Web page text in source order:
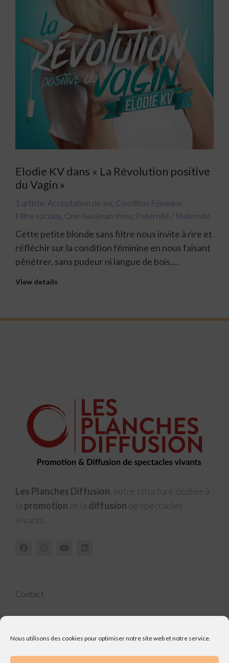
Nous utilisons des cookies pour optimiser notre site web et notre service.
Elodie KV dans « La Révolution positive
du Vagin »
1 artiste Acceptation de soi Condition Féminine
Filtre sociaux One-(wo)man show Paternité / Maternité
Cette petite blonde sans filtre nous invite à rire et
réfléchir sur la condition féminine en nous faisant
pénétrer, sans pudeur ni langue de bois,…
View details
Les Planches Diffusion , votre structure dédiée à
la promotion et la diffusion de spectacles
vivants.
Contact
FAQ
Mentions légales